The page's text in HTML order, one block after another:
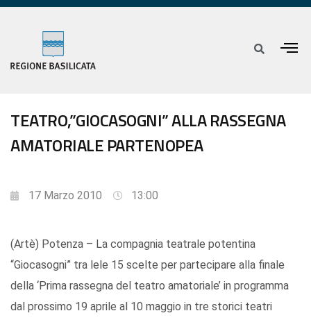
TEATRO,”GIOCASOGNI” ALLA RASSEGNA
AMATORIALE PARTENOPEA
17 Marzo 2010 13:00
(Artè) Potenza – La compagnia teatrale potentina
“Giocasogni” tra lele 15 scelte per partecipare alla finale
della ‘Prima rassegna del teatro amatoriale’ in programma
dal prossimo 19 aprile al 10 maggio in tre storici teatri